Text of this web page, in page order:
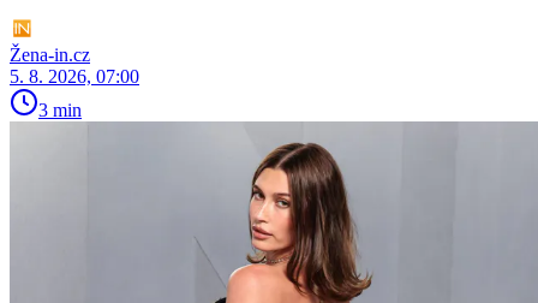
Žena-in.cz
5. 8. 2026, 07:00
3 min